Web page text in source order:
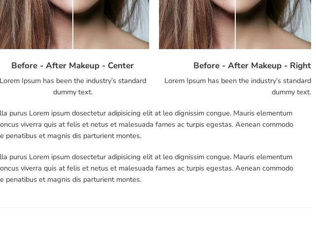
Before - After Makeup - Center
Lorem Ipsum has been the industry’s standard
dummy text.
Before - After Makeup - Right
Lorem Ipsum has been the industry’s standard
dummy text.
purus Lorem ipsum dosectetur adipisicing elit at leo dignissim congue. Mauris elementum
viverra quis at felis et netus et malesuada fames ac turpis egestas. Aenean commodo
penatibus et magnis dis parturient montes.
purus Lorem ipsum dosectetur adipisicing elit at leo dignissim congue. Mauris elementum
viverra quis at felis et netus et malesuada fames ac turpis egestas. Aenean commodo
penatibus et magnis dis parturient montes.